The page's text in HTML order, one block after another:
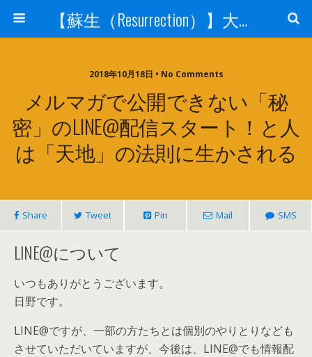
【蘇生（Resurrection）】大宇宙と人体の神秘を紐解く
2018年10月18日 • No Comments
メルマガで公開できない「秘
密」のLINE@配信スタート！と人
は「天地」の法則に生かされる
Share Tweet Pin Mail SMS
LINE@について
いつもありがとうございます。
日野です。
LINE@ですが、一部の方たちとは個別のやりとりなども
させていただいていますが、今後は、LINE@でも情報配